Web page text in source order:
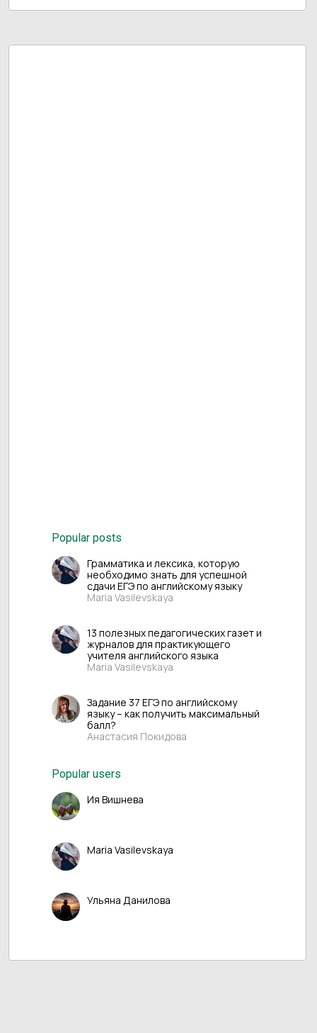
Popular posts
Грамматика и лексика, которую
необходимо знать для успешной
сдачи ЕГЭ по английскому языку
Maria Vasilevskaya
13 полезных педагогических газет и
журналов для практикующего
учителя английского языка
Maria Vasilevskaya
Задание 37 ЕГЭ по английскому
языку – как получить максимальный
балл?
Анастасия Покидова
Popular users
Ия Вишнева
Maria Vasilevskaya
Ульяна Данилова